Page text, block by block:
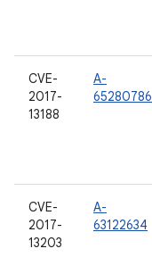
CVE-
2017-
13188
A-
65280786
CVE-
2017-
13203
A-
63122634